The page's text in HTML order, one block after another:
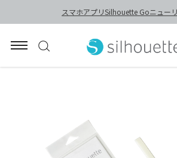
スマホアプリSilhouette Goニュー